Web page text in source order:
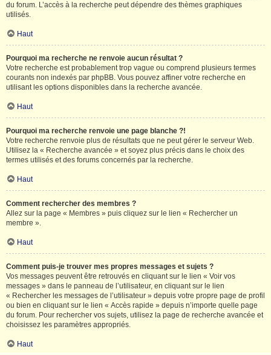
du forum. L’accès à la recherche peut dépendre des thèmes graphiques
utilisés.
Haut
Pourquoi ma recherche ne renvoie aucun résultat ?
Votre recherche est probablement trop vague ou comprend plusieurs termes
courants non indexés par phpBB. Vous pouvez affiner votre recherche en
utilisant les options disponibles dans la recherche avancée.
Haut
Pourquoi ma recherche renvoie une page blanche ?!
Votre recherche renvoie plus de résultats que ne peut gérer le serveur Web.
Utilisez la « Recherche avancée » et soyez plus précis dans le choix des
termes utilisés et des forums concernés par la recherche.
Haut
Comment rechercher des membres ?
Allez sur la page « Membres » puis cliquez sur le lien « Rechercher un
membre ».
Haut
Comment puis-je trouver mes propres messages et sujets ?
Vos messages peuvent être retrouvés en cliquant sur le lien « Voir vos
messages » dans le panneau de l’utilisateur, en cliquant sur le lien
« Rechercher les messages de l’utilisateur » depuis votre propre page de profil
ou bien en cliquant sur le lien « Accès rapide » depuis n’importe quelle page
du forum. Pour rechercher vos sujets, utilisez la page de recherche avancée et
choisissez les paramètres appropriés.
Haut